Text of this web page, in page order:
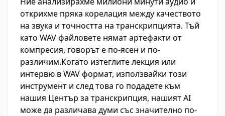
открихме пряка корелация между качеството
на звука и точността на транскрипцията. Тъй
като WAV файловете нямат артефакти от
компресия, говорът е по-ясен и по-
различим.Когато изтеглите лекция или
интервю в WAV формат, използвайки този
инструмент и след това го подадете към
нашия Център за транскрипция, нашият AI
може да различава думи със значително по-